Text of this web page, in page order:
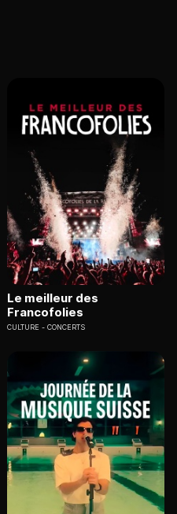
Le meilleur des
Francofolies
CULTURE CONCERTS